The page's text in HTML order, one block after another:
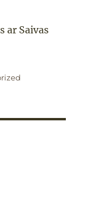
ar Saivas